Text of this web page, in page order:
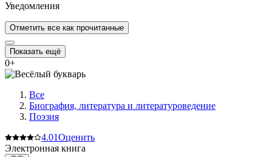
Уведомления
Отметить все как прочитанные
Показать ещё
0+
Все
Биография, литература и литературоведение
Поэзия
4.01Оценить
Электронная книга